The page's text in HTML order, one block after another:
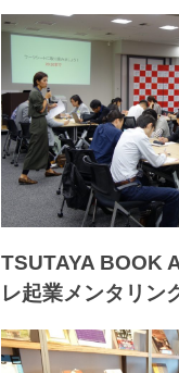
TSUTAYA BOOK
レ起業メンタリン